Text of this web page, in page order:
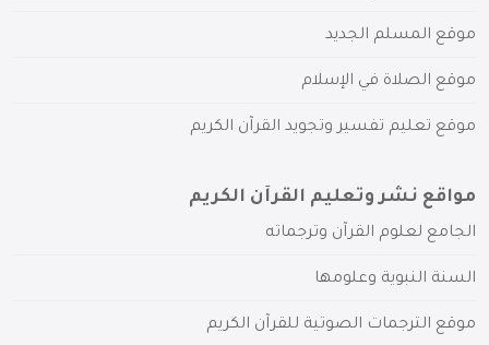
موقع المسلم الجديد
موقع الصلاة في الإسلام
موقع تعليم تفسير وتجويد القرآن الكريم
مواقع نشر وتعليم القرآن الكريم
الجامع لعلوم القرآن وترجماته
السنة النبوية وعلومها
موقع الترجمات الصوتية للقرآن الكريم